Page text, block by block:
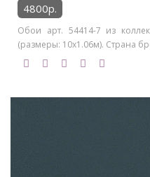
4800р.
Обои арт. 54414-7 из
(размеры: 10х1.06м). Страна